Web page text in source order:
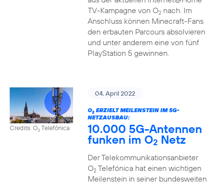
TV-Kampagne von O2nach. Im
Anschluss können Minecraft-Fans
den erbauten Parcours absolvieren
und unter anderem eine von fünf
PlayStation 5 gewinnen.
Credits: O2Telefónica
04. April 2022
O2ERZIELT MEILENSTEIN IM 5G-
NETZAUSBAU:
10.000 5G-Antennen
funken im O2 Netz
Der Telekommunikationsanbieter
O2Telefónica hat einen wichtigen
Meilenstein in seiner bundesweiten